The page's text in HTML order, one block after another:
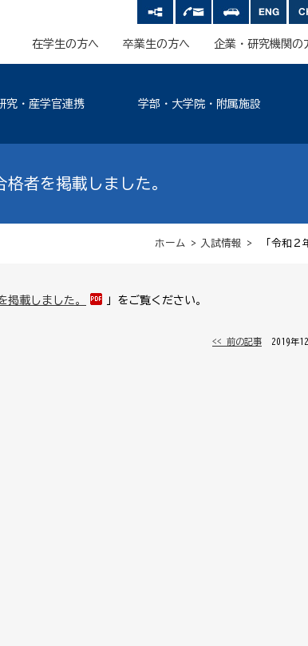
在学生の方へ 卒業生の方へ 企業・研究機関の
究・産学官連携 学部・大学院・附属施設
者を掲載しました。
ホーム > 入試情報 > 「令和２
掲載しました。 」をご覧ください。
<< 前の記事 │ 2019年